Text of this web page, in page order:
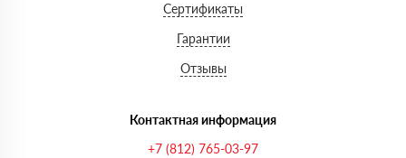
Сертификаты
Гарантии
Отзывы
Контактная информация
+7 (812) 765-03-97